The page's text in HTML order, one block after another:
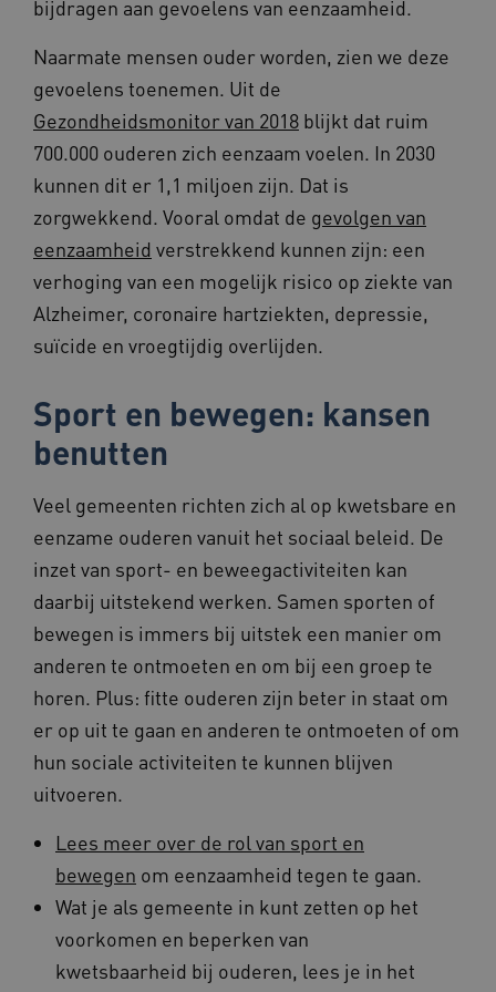
bijdragen aan gevoelens van eenzaamheid.
Naarmate mensen ouder worden, zien we deze
gevoelens toenemen. Uit de
Gezondheidsmonitor van 2018 blijkt dat ruim
700.000 ouderen zich eenzaam voelen. In 2030
kunnen dit er 1,1 miljoen zijn. Dat is
zorgwekkend. Vooral omdat de gevolgen van
eenzaamheid verstrekkend kunnen zijn: een
verhoging van een mogelijk risico op ziekte van
Alzheimer, coronaire hartziekten, depressie,
suïcide en vroegtijdig overlijden.
Sport en bewegen: kansen
benutten
Veel gemeenten richten zich al op kwetsbare en
eenzame ouderen vanuit het sociaal beleid. De
inzet van sport- en beweegactiviteiten kan
daarbij uitstekend werken. Samen sporten of
bewegen is immers bij uitstek een manier om
anderen te ontmoeten en om bij een groep te
horen. Plus: fitte ouderen zijn beter in staat om
er op uit te gaan en anderen te ontmoeten of om
hun sociale activiteiten te kunnen blijven
uitvoeren.
Lees meer over de rol van sport en
bewegen om eenzaamheid tegen te gaan.
Wat je als gemeente in kunt zetten op het
voorkomen en beperken van
kwetsbaarheid bij ouderen, lees je in het
__Secure-ROLLOUT_TOKEN .youtube.com
Microsoft
.www.beteroud.nl
UMB_SESSION www.beteroud.nl
VISITOR_PRIVACY_METADATA
YouTube
ARRAffinity
Microsoft
Corporation
.www.beteroud.nl
AWSALBCORS
Amazon.com Inc.
f765.beteroud.nl